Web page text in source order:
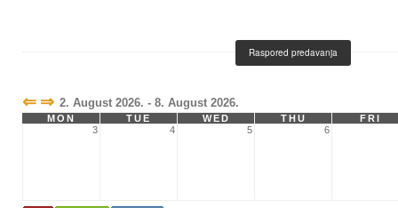
Raspored predavanja
⇐ ⇒ 2. August 2026. - 8. August 2026.
MON TUE WED THU
FRI
3
4 5 6